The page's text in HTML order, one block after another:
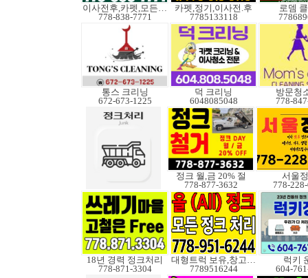
이사전후,카펫,모든청소
778-838-7771
카펫,정기,이사전.후
7785133118
로뎀
통스 크리닝
672-673-1225
덕 크리닝
6048085048
방문청
778-
정크 월,금 20% 절
778-877-3632
서울
778-
18년 경력 정크처리
778-871-3304
대형트럭 보유,창고보관
7789516244
럭키
604-